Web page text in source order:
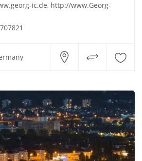
ic.de, http://www.Georg-